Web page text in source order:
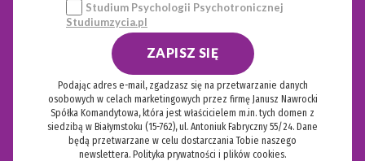
Studium Psychologii Psychotronicznej
Studiumzycia.pl
ZAPISZ SIĘ
Podając adres e-mail, zgadzasz się na przetwarzanie danych
osobowych w celach marketingowych przez firmę Janusz Nawrocki
Spółka Komandytowa, która jest właścicielem m.in. tych domen z
siedzibą w Białymstoku (15-762), ul. Antoniuk Fabryczny 55/24. Dane
będą przetwarzane w celu dostarczania Tobie naszego
newslettera. Polityka prywatności i plików cookies.